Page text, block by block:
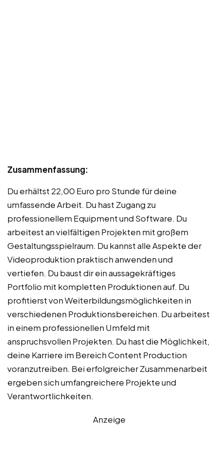
Zusammenfassung:
Du erhältst 22,00 Euro pro Stunde für deine
umfassende Arbeit. Du hast Zugang zu
professionellem Equipment und Software. Du
arbeitest an vielfältigen Projekten mit großem
Gestaltungsspielraum. Du kannst alle Aspekte der
Videoproduktion praktisch anwenden und
vertiefen. Du baust dir ein aussagekräftiges
Portfolio mit kompletten Produktionen auf. Du
profitierst von Weiterbildungsmöglichkeiten in
verschiedenen Produktionsbereichen. Du arbeitest
in einem professionellen Umfeld mit
anspruchsvollen Projekten. Du hast die Möglichkeit,
deine Karriere im Bereich Content Production
voranzutreiben. Bei erfolgreicher Zusammenarbeit
ergeben sich umfangreichere Projekte und
Verantwortlichkeiten.
Anzeige